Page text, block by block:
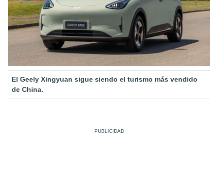
El Geely Xingyuan sigue siendo el turismo más vendido
de China.